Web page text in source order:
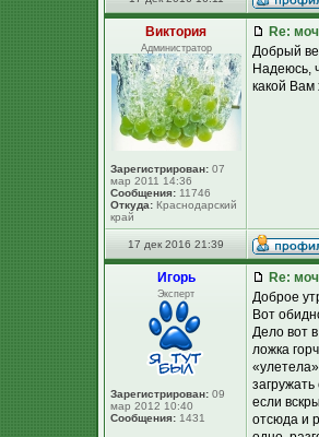
Виктория
Администратор
Зарегистрирован: 07
мар 2011 14:36
Сообщения: 11746
Откуда: Краснодарский
край
Re:
Добрый
Надеюсь,
какой Вам
17 дек 2016 21:39
Игорь
Эксперт
Зарегистрирован: 09
мар 2012 10:40
Сообщения: 1431
Re:
Доброе
Вот
Дело вот
ложка
если
отсюда и